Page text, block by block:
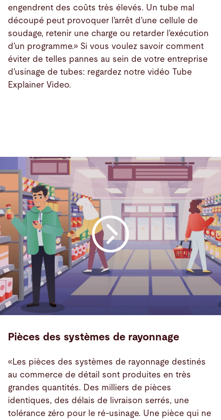
engendrent des coûts très élevés. Un tube mal
découpé peut provoquer l’arrêt d’une cellule de
soudage, retenir une charge ou retarder l’exécution
d’un programme.» Si vous voulez savoir comment
éviter de telles pannes au sein de votre entreprise
d’usinage de tubes: regardez notre vidéo Tube
Explainer Video.
Pièces des systèmes de rayonnage
«Les pièces des systèmes de rayonnage destinés
au commerce de détail sont produites en très
grandes quantités. Des milliers de pièces
identiques, des délais de livraison serrés, une
tolérance zéro pour le ré-usinage. Une pièce qui ne